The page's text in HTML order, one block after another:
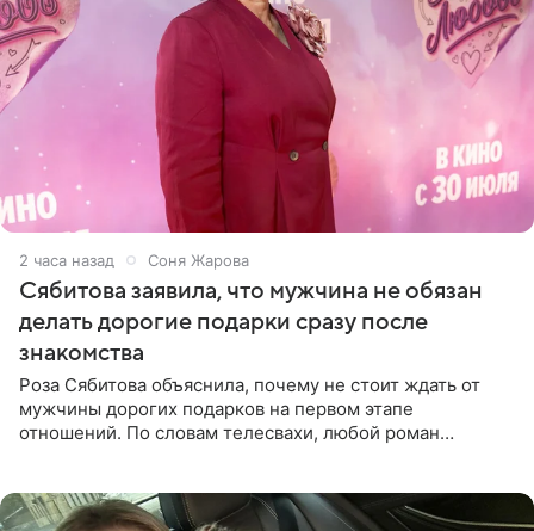
2 часа назад Соня Жарова
Сябитова заявила, что мужчина не обязан
делать дорогие подарки сразу после
знакомства
Роза Сябитова объяснила, почему не стоит ждать от
мужчины дорогих подарков на первом этапе
отношений. По словам телесвахи, любой роман